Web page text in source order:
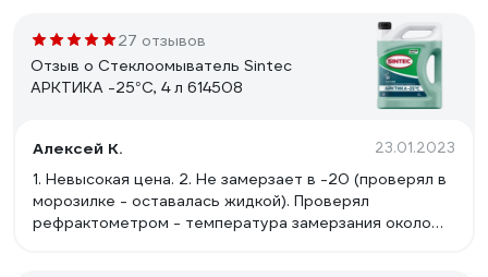
27 отзывов
Отзыв о Стеклоомыватель Sintec
АРКТИКА -25°С, 4 л 614508
Алексей К. 23.01.2023
1. Невысокая цена. 2. Не замерзает в -20 (проверял в
морозилке - оставалась жидкой). Проверял
рефрактометром - температура замерзания около